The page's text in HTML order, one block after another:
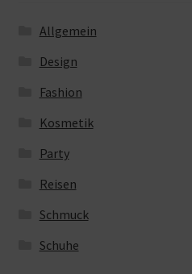
Allgemein
Design
Fashion
Kosmetik
Party
Reisen
Schmuck
Schuhe